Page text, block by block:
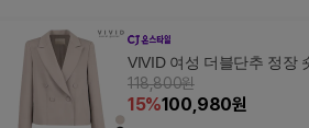
+바지 양복
VIVID 여성 더블단추 정장
118,800원
15%100,980원